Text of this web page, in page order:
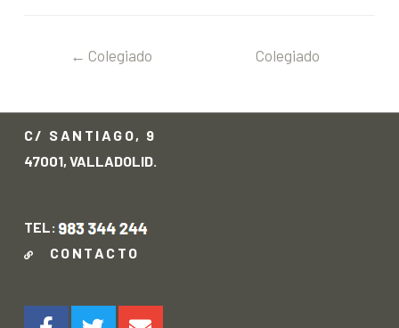
← Colegiado
Colegiado
C/ SANTIAGO, 9
47001, VALLADOLID.
TEL:
CONTACTO